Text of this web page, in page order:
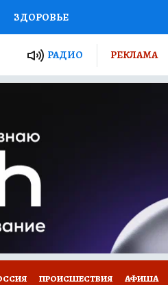
ЗДОРОВЬЕ
РОССИИ
ПУТЕВОДИТЕЛЬ
ПОТРЕБИТЕЛЯ
РАДИО РЕКЛАМА
ПРОИСШЕСТВИЯ АФИША